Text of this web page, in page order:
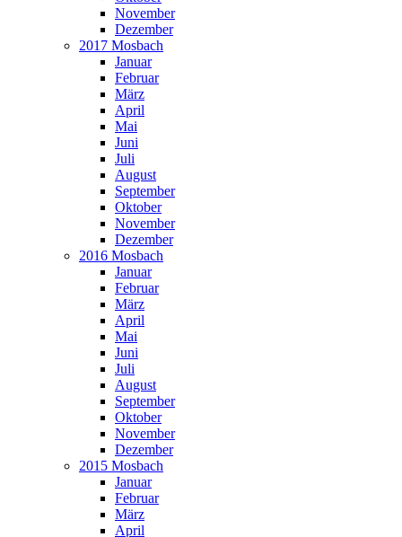
November
Dezember
2017 Mosbach
Januar
Februar
März
April
Mai
Juni
Juli
August
September
Oktober
November
Dezember
2016 Mosbach
Januar
Februar
März
April
Mai
Juni
Juli
August
September
Oktober
November
Dezember
2015 Mosbach
Januar
Februar
März
April